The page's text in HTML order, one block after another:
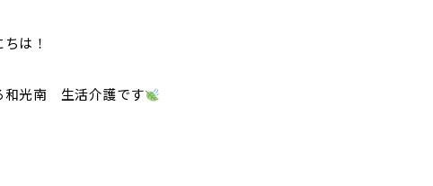
は！
和光南 生活介護です